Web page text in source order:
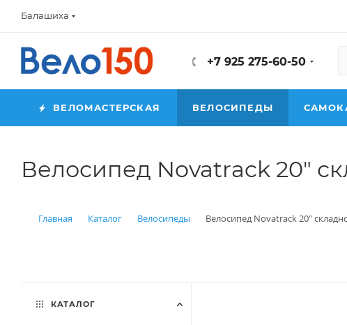
Балашиха
+7 925 275-60-50
ВЕЛОМАСТЕРСКАЯ ВЕЛОСИПЕДЫ
Велосипед Novatrack 20"
Главная Каталог Велосипеды Велосипед Novatrack 20"
КАТАЛОГ